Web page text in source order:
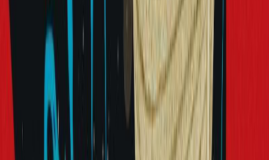
Ύστερα από ένα τελευταίο νεύμα προς τους γονείς της, έπιασε τον
Ταν και τον Μιν από τα χέρια, βγήκαν μαζί από το σπίτι και άρχισαν
να προχωρούν στον χωματόδρομο, με κατεύθυνση προς τον
Βορρά.
Η υπόλοιπη οικογένεια είδε τα τρία μεγαλύτερα παιδιά να
ξεμακραίνουν, μέχρι που το σκοτάδι τα κατάπιε και το μόνο που
απέμεινε ήταν οι ίσκιοι του χωριού τους, του Βουνγκ Ταμ.
Οι συγγραφείς της σειράς "Φωνές του κόσμου" είναι νέοι
δημιουργοί που το έργο τους έχει ήδη τραβήξει την προσοχή.
Προέρχονται από πολλές χώρες, εκπροσωπούν κουλτούρες και